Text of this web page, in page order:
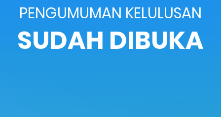
PENGUMUMAN KELULUSAN
SUDAH DIBUKA